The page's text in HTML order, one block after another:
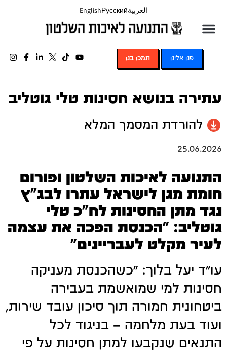
العربيةРусский
English
פנו אלינו תמכו בנו
עתירה בנושא חסינות טלי גוטליב
להורדת המסמך המלא
25.06.2026
התנועה לאיכות השלטון ופורום
חומת מגן לישראל עתרו לבג"ץ
נגד מתן החסינות לח"כ טלי
גוטליב: "הכנסת הפכה את עצמה
לעיר מקלט לעבריינים"
עו"ד יעל בלוך: "כשהכנסת מעניקה
חסינות למי שמואשמת בעבירה
ביטחונית חמורה תוך סיכון עובד שירות,
ועוד בעת מלחמה – בניגוד לכל
התנאים שנקבעו למתן חסינות על פי